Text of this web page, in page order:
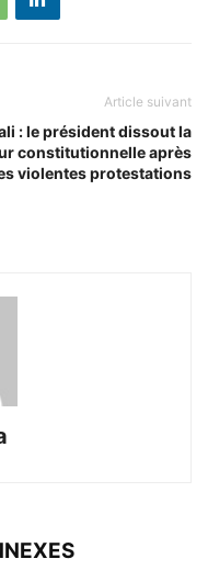
Article suivant
: le président dissout la
constitutionnelle après
violentes protestations